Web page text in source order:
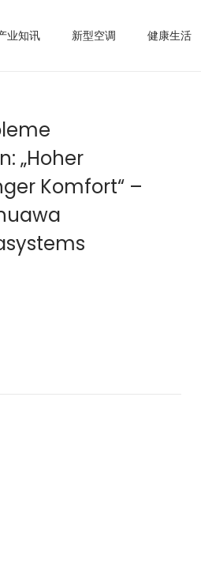
业知讯 新型空调 健康生活
„Hoher
Komfort“ –